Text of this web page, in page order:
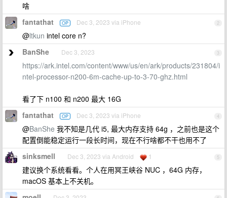
啥
2
fantathat OP Dec 3, 2023 via iPhone
@ltkun intel core n?
3
BanShe Dec 3, 2023
https://ark.intel.com/content/www/us/en/ark/products/231804/i
ntel-processor-n200-6m-cache-up-to-3-70-ghz.html
看了下 n100 和 n200 最大 16G
4
fantathat OP Dec 3, 2023 via iPhone
@BanShe 我不知是几代 i5, 最大内存支持 64g ，之前也是这个
配置倒能稳定运行一段长时间，现在不行啥都不干也用不了
5
sinksmell Dec 3, 2023 via Android 1
建议换个系统看看。个人在用冥王峡谷 NUC ，64G 内存，
macOS 基本上不关机。